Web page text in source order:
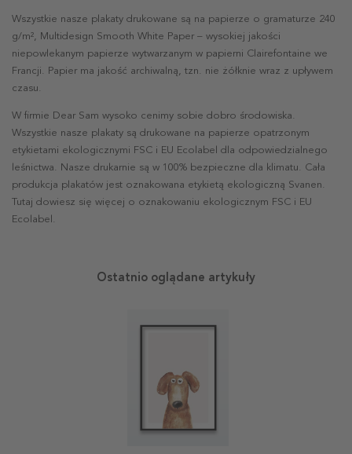
Wszystkie nasze plakaty drukowane są na papierze o gramaturze 240
g/m², Multidesign Smooth White Paper – wysokiej jakości
niepowlekanym papierze wytwarzanym w papierni Clairefontaine we
Francji. Papier ma jakość archiwalną, tzn. nie żółknie wraz z upływem
czasu.
W firmie Dear Sam wysoko cenimy sobie dobro środowiska.
Wszystkie nasze plakaty są drukowane na papierze opatrzonym
etykietami ekologicznymi FSC i EU Ecolabel dla odpowiedzialnego
leśnictwa. Nasze drukarnie są w 100% bezpieczne dla klimatu. Cała
produkcja plakatów jest oznakowana etykietą ekologiczną Svanen.
Tutaj dowiesz się więcej o oznakowaniu ekologicznym FSC i EU
Ecolabel.
Ostatnio oglądane artykuły